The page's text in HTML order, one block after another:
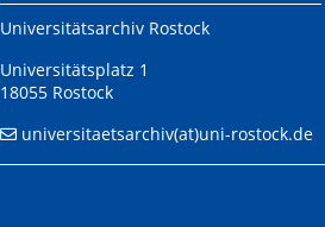
Universitätsarchiv Rostock
Universitätsplatz 1
18055 Rostock
universitaetsarchiv(at)uni-rostock.de